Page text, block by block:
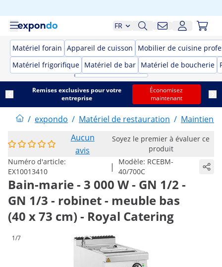
FR
Matériel forain Appareil de cuisson
Mobilier de cuisine
Matériel frigorifique Matériel de bar Matériel de boucherie
Remises exclusives pour votre
entreprise
Économisez
maintenant
/ expondo / Matériel de restauration / Maintien
Aucun
avis
Soyez le premier à évaluer ce
produit
Numéro d'article:
EX10013410
| Modèle: RCEBM-
40/700C
Bain-marie - 3 000 W - GN 1/2 -
GN 1/3 - robinet - meuble bas
(40 x 73 cm) - Royal Catering
1/7